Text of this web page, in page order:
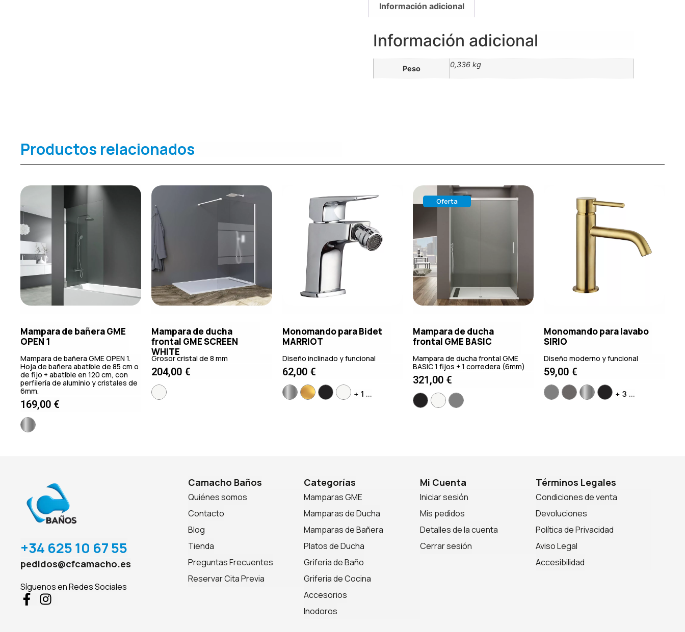
Información adicional
Información adicional
Peso 0,336 kg
Productos relacionados
Mampara de bañera GME
OPEN 1
Mampara de bañera GME OPEN 1.
Hoja de bañera abatible de 85 cm o
de fijo + abatible en 120 cm, con
perfilería de aluminio y cristales de
6mm.
169,00 €
Mampara de ducha
frontal GME SCREEN
WHITE
Grosor cristal de 8 mm
204,00 €
Monomando para Bidet
MARRIOT
Diseño inclinado y funcional
62,00 €
+ 1 ...
Oferta
Mampara de ducha
frontal GME BASIC
Mampara de ducha frontal GME
BASIC 1 fijos + 1 corredera (6mm)
321,00 €
Monomando para lavabo
SIRIO
Diseño moderno y funcional
59,00 €
+ 3 ...
+34 625 10 67 55
pedidos@cfcamacho.es
Síguenos en Redes Sociales
Camacho Baños
Quiénes somos
Contacto
Blog
Tienda
Preguntas Frecuentes
Reservar Cita Previa
Categorías
Mamparas GME
Mamparas de Ducha
Mamparas de Bañera
Platos de Ducha
Griferia de Baño
Griferia de Cocina
Accesorios
Inodoros
Mi Cuenta
Iniciar sesión
Mis pedidos
Detalles de la cuenta
Cerrar sesión
Términos Legales
Condiciones de venta
Devoluciones
Política de Privacidad
Aviso Legal
Accesibilidad